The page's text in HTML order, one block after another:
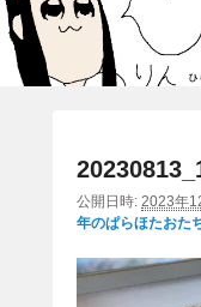
公開日時: 2023年
年のぱらほたおた